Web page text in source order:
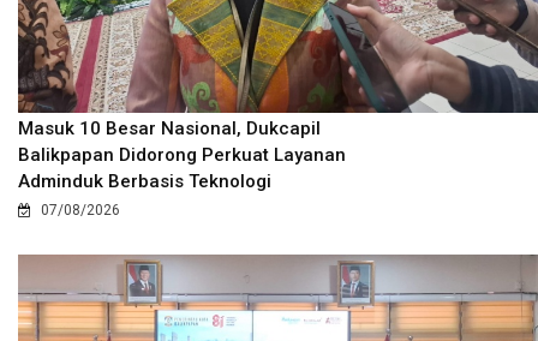
Masuk 10 Besar Nasional, Dukcapil
Balikpapan Didorong Perkuat Layanan
Adminduk Berbasis Teknologi
07/08/2026